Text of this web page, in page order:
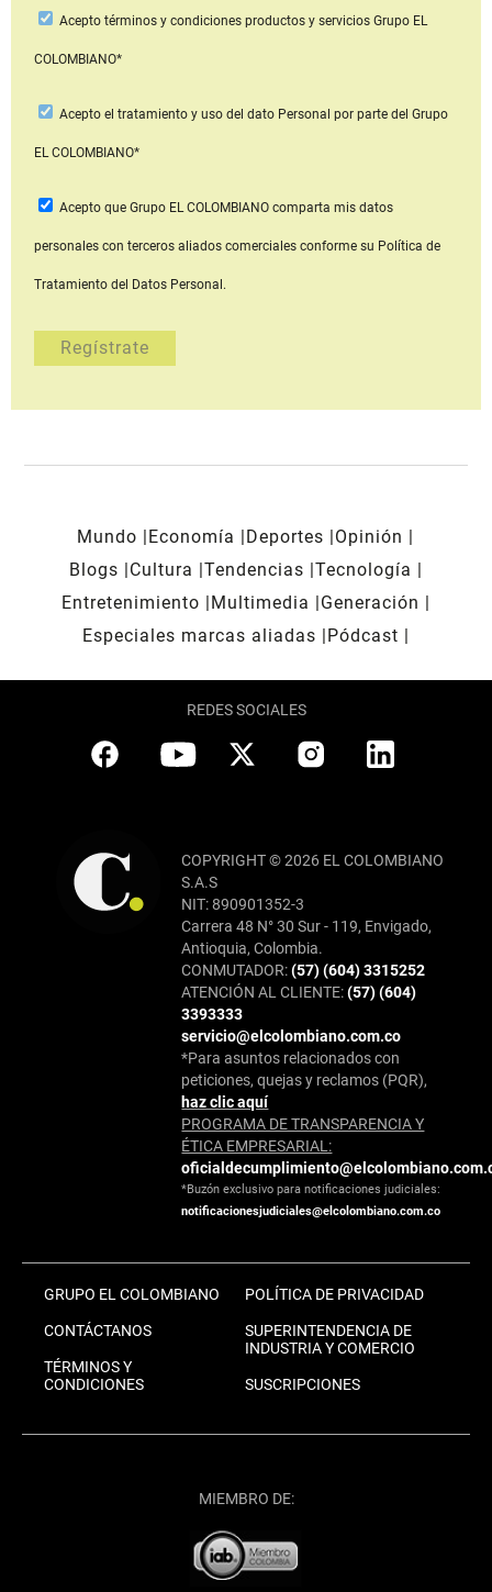
Aceptotérminos y condiciones productos y serviciosGrupo EL
COLOMBIANO*
Acepto el tratamiento y uso del dato Personal por parte del Grupo
EL COLOMBIANO*
Acepto que Grupo EL COLOMBIANOcomparta mis datos
personales con terceros aliados comerciales conforme su Política de
Tratamiento del Datos Personal.
Mundo Economía Deportes
Opinión
Blogs
Cultura Tendencias Tecnología
Entretenimiento
Multimedia
Generación
Especiales marcas aliadas
Pódcast
REDES SOCIALES
COPYRIGHT © 2026 EL COLOMBIANO
S.A.S
NIT: 890901352-3
Carrera 48 N° 30 Sur - 119, Envigado,
Antioquia, Colombia.
CONMUTADOR:(57) (604) 3315252
ATENCIÓN AL CLIENTE:(57) (604)
3393333
servicio@elcolombiano.com.co
*Para asuntos relacionados con
peticiones, quejas y reclamos (PQR),
haz clic aquí
PROGRAMA DE TRANSPARENCIA Y
ÉTICA EMPRESARIAL:
*Buzón exclusivo para notificaciones judiciales:
notificacionesjudiciales@elcolombiano.com.co
GRUPO EL COLOMBIANO
CONTÁCTANOS
TÉRMINOS Y
CONDICIONES
POLÍTICA DE PRIVACIDAD
SUPERINTENDENCIA DE
INDUSTRIA Y COMERCIO
SUSCRIPCIONES
MIEMBRO DE: